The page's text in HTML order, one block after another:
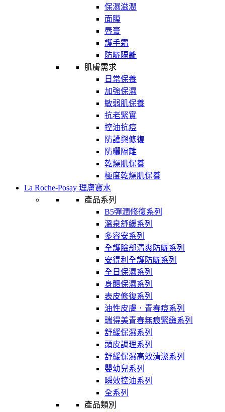
保濕滋潤
面膜
唇膏
護手霜
防曬隔離
肌膚需求
日常保養
加強保濕
敏弱肌保養
抗老緊實
控油抗痘
防護與修復
防曬隔離
乾燥肌保養
極度乾燥肌保養
La Roche-Posay 理膚寶水
產品系列
B5彈潤修復系列
溫泉舒緩系列
多容安系列
全護臉部清爽防曬系列
安得利全護防曬系列
全日保濕系列
身體保濕系列
表皮修復系列
油性皮膚．青春痘系列
瑞得美青春無痕緊緻系列
舒緩保濕系列
頭皮調理系列
舒緩保濕高效清潔系列
嬰幼兒系列
瞬效控油系列
全系列
產品類別